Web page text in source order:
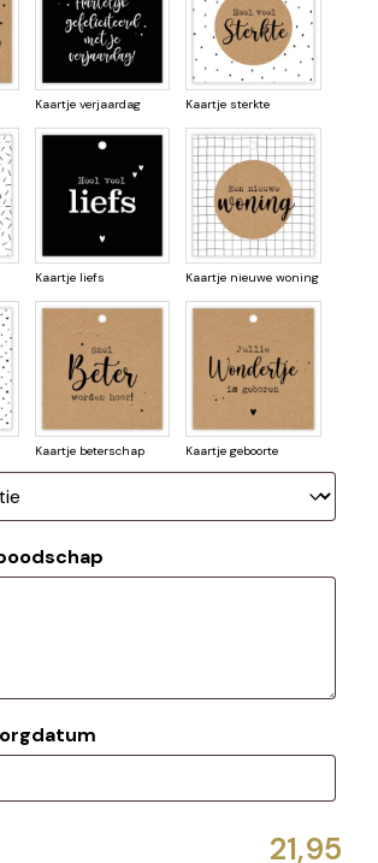
Kaartje verjaardag Kaartje sterkte
Kaartje liefs Kaartje nieuwe woning
Kaartje beterschap Kaartje geboorte